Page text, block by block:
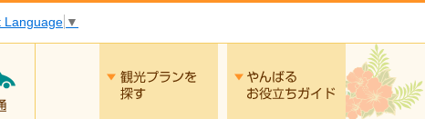
Language ▼
やんばるお